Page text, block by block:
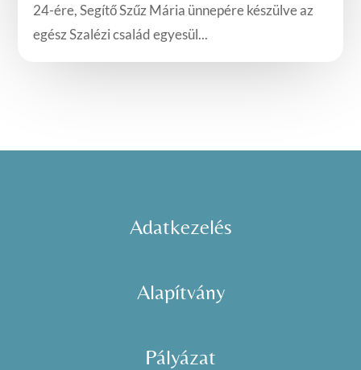
24-ére, Segítő Szűz Mária ünnepére készülve az
egész Szalézi család egyesül...
Adatkezelés
Alapítvány
Pályázat